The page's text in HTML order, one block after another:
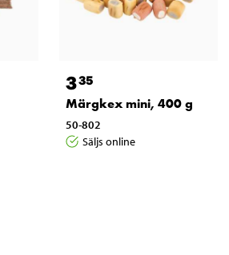
335
Märgkex mini, 400 g
50-802
Säljs online